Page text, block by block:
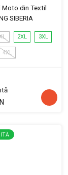
Moto din Textil
SIBERIA
2XL 3XL
4XL